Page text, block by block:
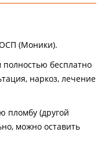
(Моники).
бесплатно
наркоз, лечение
пломбу (другой
можно оставить